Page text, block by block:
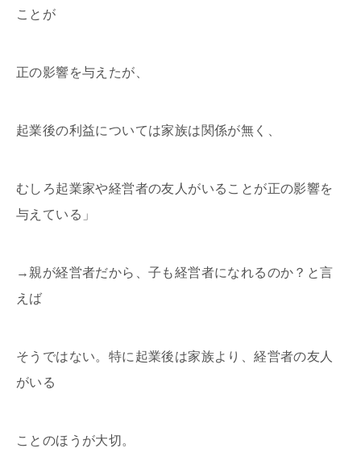
ことが
正の影響を与えたが、
起業後の利益については家族は関係が無く、
むしろ起業家や経営者の友人がいることが正の影響を
与えている」
→親が経営者だから、子も経営者になれるのか？と言
えば
そうではない。特に起業後は家族より、経営者の友人
がいる
ことのほうが大切。